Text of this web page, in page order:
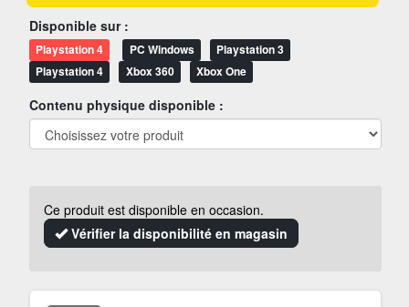
Disponible sur :
Playstation 4 PC Windows
Playstation 3
Playstation 4
Xbox 360 Xbox One
Contenu physique disponible :
Ce produit est disponible en occasion.
Vérifier la disponibilité en magasin